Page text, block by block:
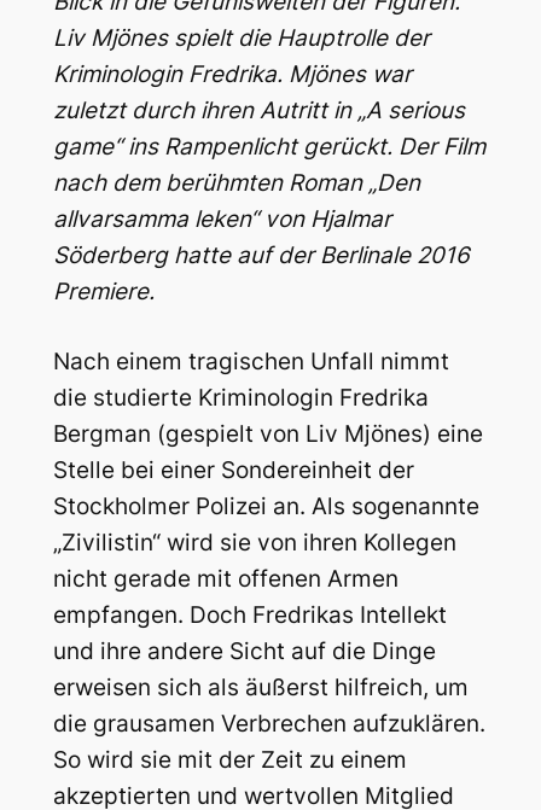
Liv Mjönes spielt die Hauptrolle der
Kriminologin Fredrika. Mjönes war
zuletzt durch ihren Autritt in „A serious
game“ ins Rampenlicht gerückt. Der Film
nach dem berühmten Roman „Den
allvarsamma leken“ von Hjalmar
Söderberg hatte auf der Berlinale 2016
Premiere.
Nach einem tragischen Unfall nimmt
die studierte Kriminologin Fredrika
Bergman (gespielt von Liv Mjönes) eine
Stelle bei einer Sondereinheit der
Stockholmer Polizei an. Als sogenannte
„Zivilistin“ wird sie von ihren Kollegen
nicht gerade mit offenen Armen
empfangen. Doch Fredrikas Intellekt
und ihre andere Sicht auf die Dinge
erweisen sich als äußerst hilfreich, um
die grausamen Verbrechen aufzuklären.
So wird sie mit der Zeit zu einem
akzeptierten und wertvollen Mitglied